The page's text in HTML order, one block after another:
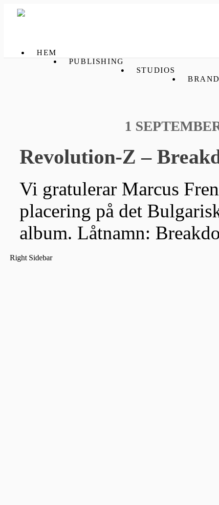
HEM
PUBLISHING
STUDIOS
1
Revolution-Z –
Vi gratulerar Marcus
placering på det
album. Låtnamn:
Right Sidebar